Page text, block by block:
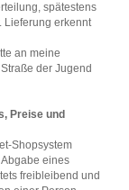
spätestens
Lieferung erkennt
an meine
der Jugend
Preise und
Shopsystem
eines
freibleibend und